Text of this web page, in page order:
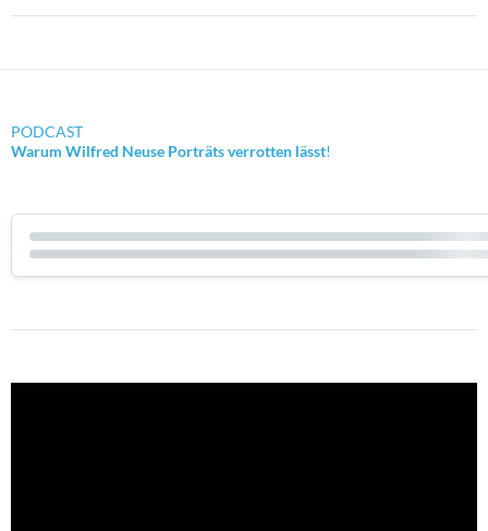
PODCAST
Warum Wilfred Neuse Porträts verrotten lässt!